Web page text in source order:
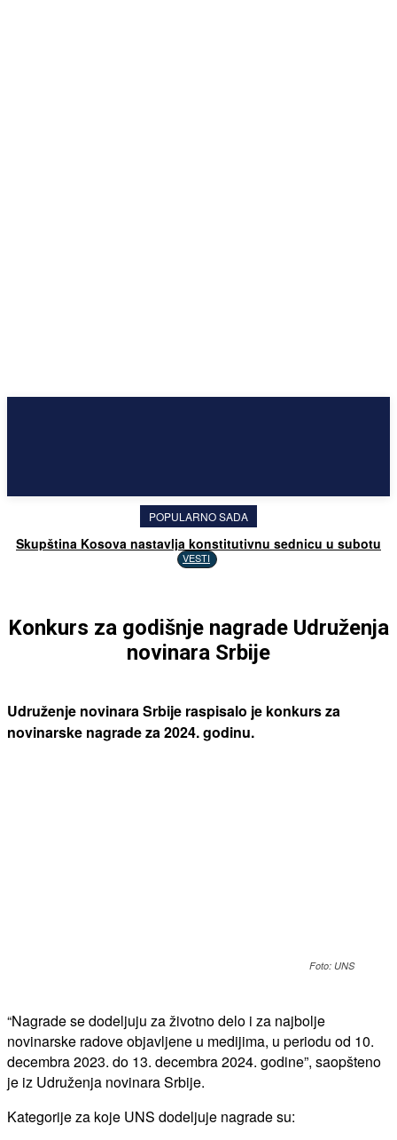
POPULARNO SADA
Skupština Kosova nastavlja konstitutivnu sednicu u subotu
VESTI
Konkurs za godišnje nagrade Udruženja
novinara Srbije
Udruženje novinara Srbije raspisalo je konkurs za
novinarske nagrade za 2024. godinu.
Foto: UNS
“Nagrade se dodeljuju za životno delo i za najbolje
novinarske radove objavljene u medijima, u periodu od 10.
decembra 2023. do 13. decembra 2024. godine”, saopšteno
je iz Udruženja novinara Srbije.
Kategorije za koje UNS dodeljuje nagrade su: